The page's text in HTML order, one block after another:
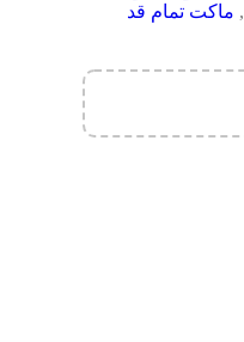
, ماکت تمام قد